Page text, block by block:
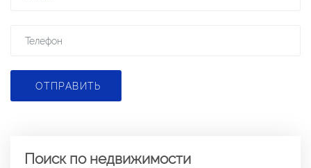
ОТПРАВИТЬ
Поиск по недвижимости